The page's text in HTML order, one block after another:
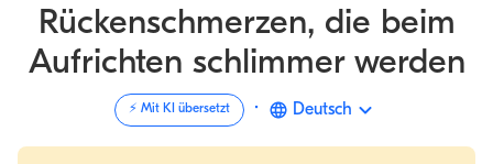
Rückenschmerzen, die beim
Aufrichten schlimmer werden
⚡️ Mit KI übersetzt · Deutsch